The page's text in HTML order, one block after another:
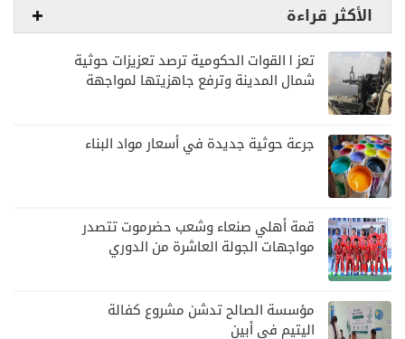
الأكثر قراءة
تعز | القوات الحكومية ترصد تعزيزات حوثية
شمال المدينة وترفع جاهزيتها لمواجهة
جرعة حوثية جديدة في أسعار مواد البناء
قمة أهلي صنعاء وشعب حضرموت تتصدر
مواجهات الجولة العاشرة من الدوري
مؤسسة الصالح تدشن مشروع كفالة
اليتيم في أبين